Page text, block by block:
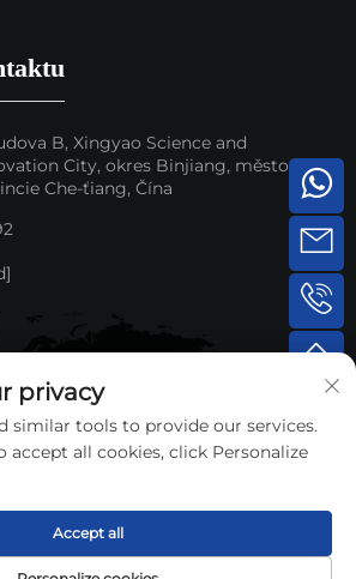
B, Xingyao Science and
City, okres Binjiang, město
Che-ťiang, Čína
Hangzhou Nansen Auto Parts Co.,Ltd.
privacy
similar tools to provide our services.
accept all cookies, click Personalize
Accept all